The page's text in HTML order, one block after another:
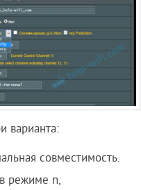
варианта:
совместимость.
режиме n,